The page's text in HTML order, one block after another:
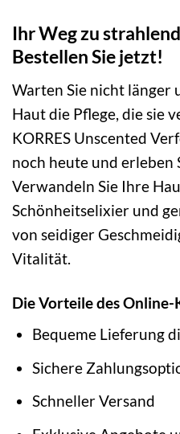
Ihr Weg zu
Bestellen Sie jetzt!
Warten Sie nicht länger
Haut die Pflege, die sie
KORRES Unscented
noch heute und erleben
Verwandeln Sie Ihre
Schönheitselixier und
von seidiger
Vitalität.
Die Vorteile des Online-
Bequeme Lieferung
Sichere
Schneller Versand